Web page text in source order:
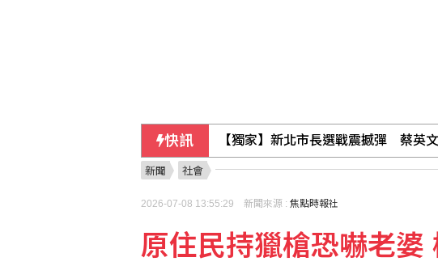
快訊 【獨家】新北市長選戰震撼彈 蔡英
新聞 社會
2026-07-08 13:55:29 新聞來源 : 焦點時報社
原住民持獵槍恐嚇老婆